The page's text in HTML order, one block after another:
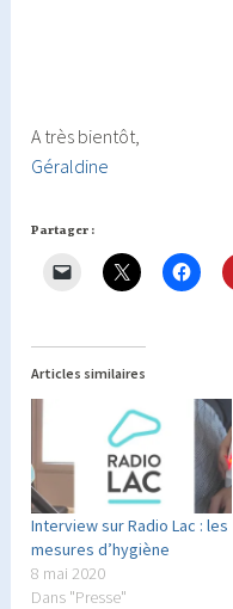
A très bientôt,
Géraldine
Partager :
Articles similaires
Interview sur Radio Lac : les
mesures d’hygiène
8 mai 2020
Dans "Presse"